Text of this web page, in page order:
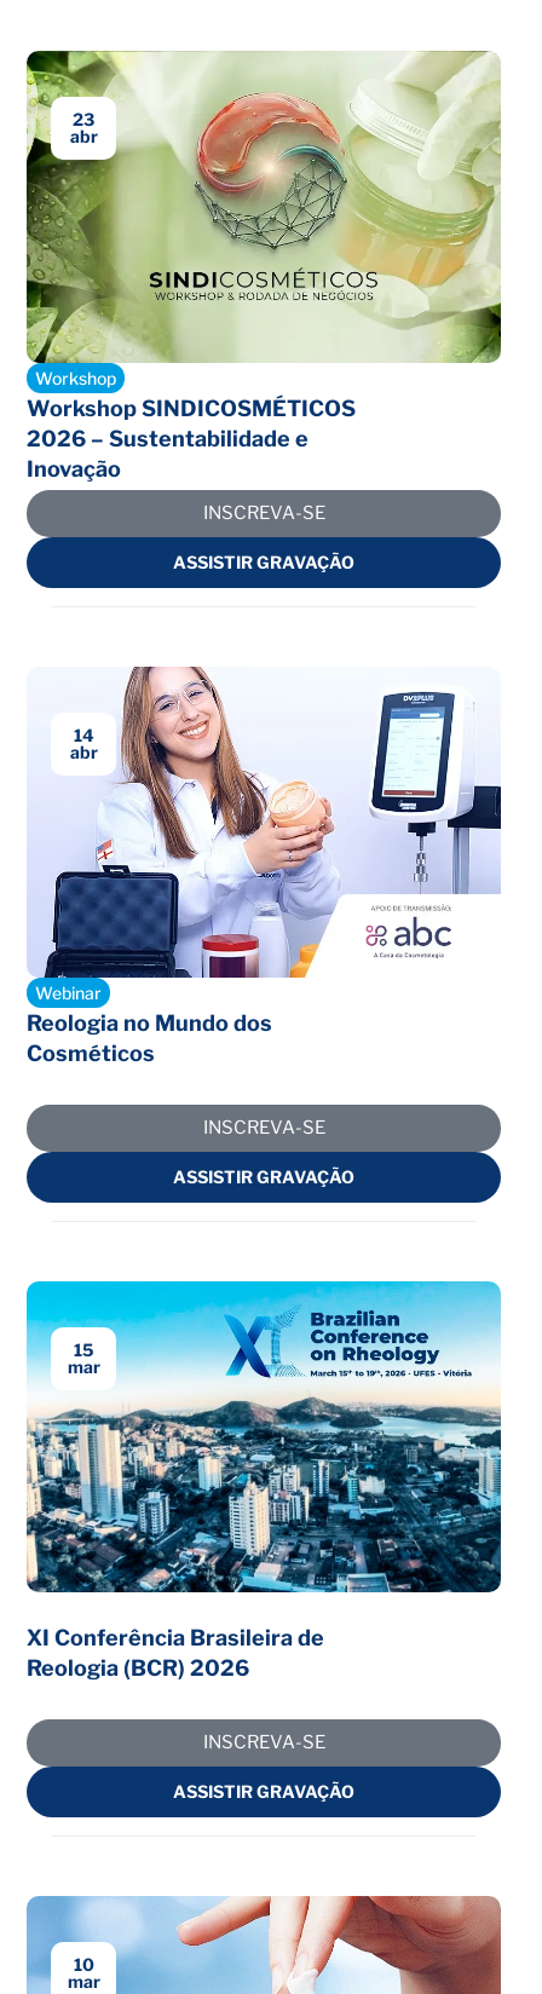
23
abr
Workshop
Workshop SINDICOSMÉTICOS
2026 – Sustentabilidade e
Inovação
INSCREVA-SE
ASSISTIR GRAVAÇÃO
14
abr
Webinar
Reologia no Mundo dos
Cosméticos
INSCREVA-SE
ASSISTIR GRAVAÇÃO
15
mar
XI Conferência Brasileira de
Reologia (BCR) 2026
INSCREVA-SE
ASSISTIR GRAVAÇÃO
10
mar